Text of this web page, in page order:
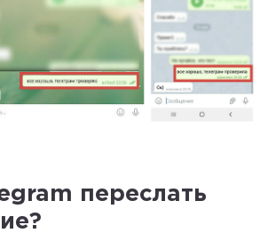
переслать